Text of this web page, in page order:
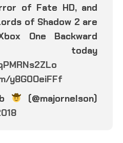
of Fate HD, and
of Shadow 2 are
One Backward
today
y8G0OeiFFf
(@majornelson)